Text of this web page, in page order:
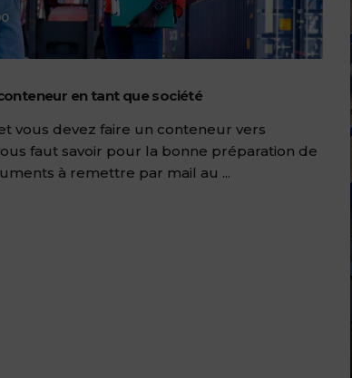
en tant que société
vous devez faire un conteneur vers
faut savoir pour la bonne préparation de
à remettre par mail au